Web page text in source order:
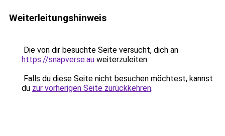
Weiterleitungshinweis
Die von dir besuchte Seite versucht, dich an
https://snapverse.au weiterzuleiten.
Falls du diese Seite nicht besuchen möchtest, kannst
du zur vorherigen Seite zurückkehren.